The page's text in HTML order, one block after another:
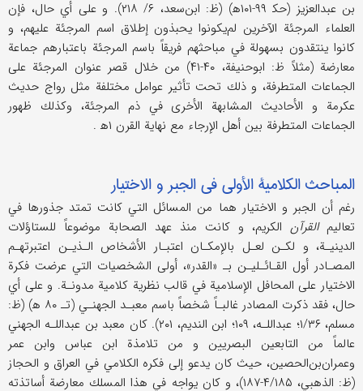
بن عبدالعزيز (حك‍ ۹۹-۱۰۱ه‍) (ظ: ابن‌سعد، ۶/ ۲۱۸). و على أي حال، فإن
العلماء المرجئة الآخرين لم‌يكونوا يحبذون إطلاق اسم المرجئة عليهم، و
كانوا ينتقدون بسهولة في مباحثهم فريقاً باسم المرجئة باعتبارهم جماعة
معارضة (مثلاً ظ: ابوحنيفة، ۴۰-۴۱) من خلال قصر عنوان المرجئة على
الجماعات المتطرفة، و ذلك تحت تأثير عوامل مختلفة مثل رواج حديث
عكرمة و الأحاديث المشابهة الأخرى في ذم المرجئة، وكذلك ظهور
الجماعات المتطرفة بين أهل الإرجاء مع نهاية القرن ۱ه‍ .
المباحث الكلامية الأولى في الجبر و الاختيار
رغم أن الجبر و الاختيار هما من المسائل التي كانت تمتد جذورها في
تعاليمالقرآن الكريم، و كانت منذ عهد الصحابة موضوعاً للستاؤلات
الدينيـة، و لكـن لعـل بالإمكـان اعتبـار الأشخاص الـذيـن اعتبرتهـم
المصـادر أول القـائـليـن بـ «القدر»، أولى الشخصيات التي عرضت فكرة
الاختيار على المحافل الإسلامية في قالب نظرية كلامية مدونـة. و على أي
حال، فقد ذكرت المصادر غالبـاً شخصاً باسم معبـد الجهنـي (تـ‍ ۸۰ ه‍) (ظ:
مسلم، ۱/۳۶؛ عبداللـه، ۱۰۹؛ ابن النديم، ۲۰۱). كان معبد بن عبداللـه الجهني
عالماً من التابعين البصريين و من تلامذة ابن عباس وابن عمر
وعمران‌بن‌الحصين، حيث كان يدعو إلى فكره الكلامي في العراق و الحجاز
(ظ: الذهبي، ۴/۱۸۵-۱۸۷)، و كان يواجه في هذا المسلك معارضة أساتذته